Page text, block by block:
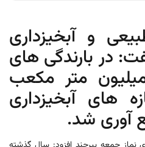
و آبخیزداری
در بارندگی های
حدود 17 میلیون متر مکعب
های آبخیزداری
آوری شد.